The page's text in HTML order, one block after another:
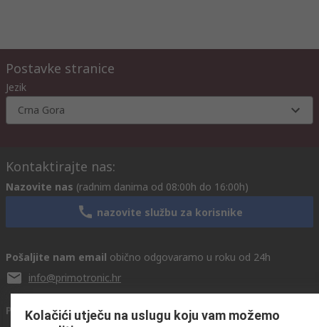
Postavke stranice
Jezik
Crna Gora
Kontaktirajte nas:
Nazovite nas (radnim danima od 08:00h do 16:00h)
nazovite službu za korisnike
Pošaljite nam email obično odgovaramo u roku od 24h
info@primotronic.hr
Povežite se s nama
Kolačići utječu na uslugu koju vam možemo